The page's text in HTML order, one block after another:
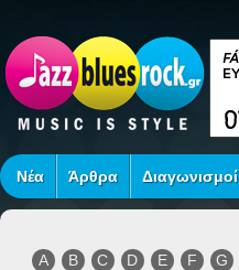
Νέα Άρθρα Διαγωνισμοί
A B C D E F G